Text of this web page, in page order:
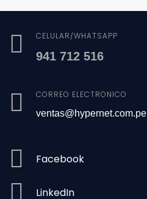
CELULAR/WHATSAPP
941 712 516
CORREO ELECTRÓNICO
ventas@hypernet.com.pe
Facebook
LinkedIn